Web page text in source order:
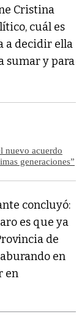
Cristina
cuál es
a decidir ella
sumar y para
nuevo acuerdo
generaciones”
concluyó:
es que ya
de
en
en